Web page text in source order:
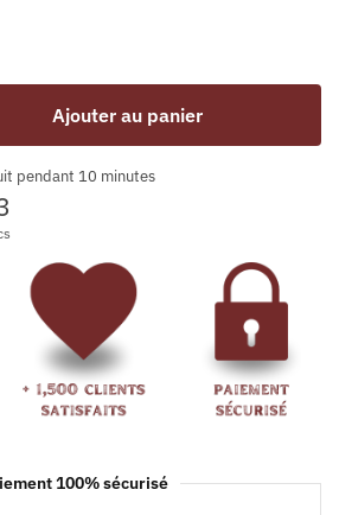
Ajouter au panier
pendant 10 minutes
100% sécurisé